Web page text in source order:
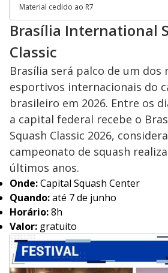
Material cedido ao R7
Brasília International
Classic
Brasília será palco de um dos
esportivos internacionais do
brasileiro em 2026. Entre os
a capital federal recebe o
Squash Classic 2026,
campeonato de squash
últimos anos.
Onde:Capital Squash Center
Quando:até 7 de junho
Horário:8h
Valor: gratuito